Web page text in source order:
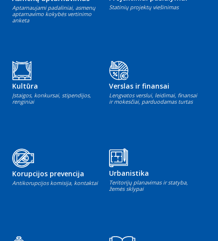
Aptarnaujami padaliniai, asmenų
aptarnavimo kokybės vertinimo
anketa
Statinių projektų viešinimas
Kultūra
Įstaigos, konkursai, stipendijos,
renginiai
Verslas ir finansai
Lengvatos verslui, leidimai, finansai
ir mokesčiai, parduodamas turtas
Korupcijos prevencija
Antikorupcijos komisija, kontaktai
Urbanistika
Teritorijų planavimas ir statyba,
žemės sklypai